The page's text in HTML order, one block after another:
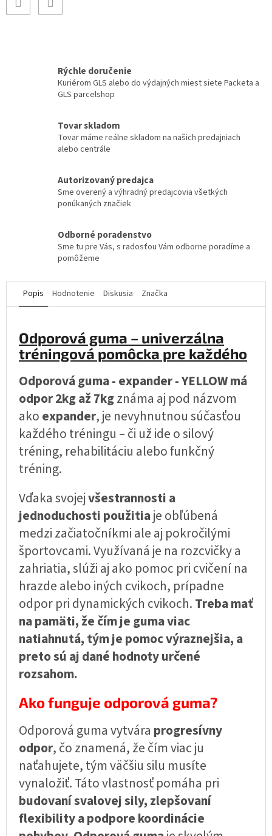
Rýchle doručenie
Kuriérom GLS alebo do výdajných miest siete Packeta a
GLS parcelshop
Tovar skladom
Tovar máme reálne skladom na našich predajniach
alebo centrále
Autorizovaný predajca
Sme overený a výhradný predajcovia všetkých
ponúkaných značiek
Odborné poradenstvo
Sme tu pre Vás, s radosťou Vám odborne poradíme a
pomôžeme
Popis Hodnotenie Diskusia Značka
Odporová guma – univerzálna
tréningová pomôcka pre každého
Odporová guma - expander - YELLOW má
odpor 2kg až 7kgznáma aj pod názvom
akoexpander, je nevyhnutnou súčasťou
každého tréningu – či už ide o silový
tréning, rehabilitáciu alebo funkčný
tréning.
Vďaka svojejvšestrannosti a
jednoduchosti použitiaje obľúbená
medzi začiatočníkmi ale aj pokročilými
športovcami. Využívaná je na rozcvičky a
zahriatia, slúži aj ako pomoc pri cvičení na
hrazde alebo iných cvikoch, prípadne
odpor pri dynamických cvikoch.Treba mať
na pamäti, že čím je guma viac
natiahnutá, tým je pomoc výraznejšia, a
preto sú aj dané hodnoty určené
rozsahom.
Ako funguje odporová guma?
Odporová guma vytvára progresívny
odpor, čo znamená, že čím viac ju
naťahujete, tým väčšiu silu musíte
vynaložiť. Táto vlastnosť pomáha pri
budovaní svalovej sily, zlepšovaní
flexibility a podpore koordinácie